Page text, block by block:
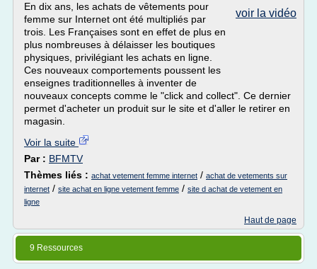
voir la vidéo
En dix ans, les achats de vêtements pour
femme sur Internet ont été multipliés par
trois. Les Françaises sont en effet de plus en
plus nombreuses à délaisser les boutiques
physiques, privilégiant les achats en ligne.
Ces nouveaux comportements poussent les
enseignes traditionnelles à inventer de
nouveaux concepts comme le "click and collect". Ce dernier
permet d'acheter un produit sur le site et d'aller le retirer en
magasin.
Voir la suite
Par : BFMTV
Thèmes liés : achat vetement femme internet / achat de vetements sur
internet / site achat en ligne vetement femme / site d achat de vetement en
ligne
Haut de page
9 Ressources